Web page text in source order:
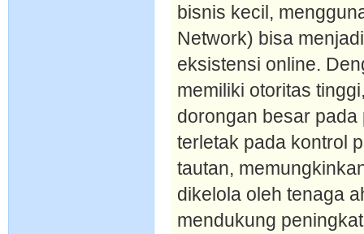
bisnis kecil,
Network) bisa
eksistensi online.
memiliki otoritas
dorongan besar
terletak pada kontrol
tautan,
dikelola oleh tenaga
mendukung